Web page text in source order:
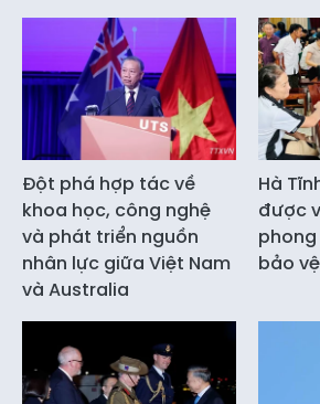
Đột phá hợp tác về
khoa học, công nghệ
và phát triển nguồn
nhân lực giữa Việt Nam
và Australia
Hà
được
bảo